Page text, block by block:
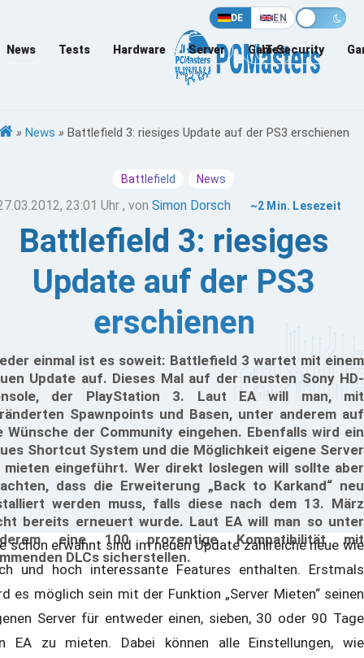
DE EN
News Tests Hardware Server Games
IT-Security
» News » Battlefield 3: riesiges Update auf der PS3 erschienen
Battlefield News
23:01 Uhr , von Simon Dorsch ~2 Min. Lesezeit
Battlefield 3: riesiges
Update auf der PS3
erschienen
einmal ist es soweit: Battlefield 3 wartet mit einem
Update auf. Dieses Mal auf der neusten Sony HD-
der PlayStation 3. Laut EA will man, mit
Spawnpoints und Basen, unter anderem auf
Wünsche der Community eingehen. Ebenfalls wird ein
Shortcut System und die Möglichkeit eigene Server
mieten eingeführt. Wer direkt loslegen will sollte aber
dass die Erweiterung „Back to Karkand“ neu
werden muss, falls diese nach dem 13. März
bereits erneuert wurde. Laut EA will man so unter
eine 100 prozentige Kompatibilität mit
DLCs sicherstellen.
schon erwähnt sind im neuen Update zahlreiche neue wie
und hoch interessante Features enthalten. Erstmals
es möglich sein mit der Funktion „Server Mieten“ seinen
Server für entweder einen, sieben, 30 oder 90 Tage
EA zu mieten. Dabei können alle Einstellungen, wie